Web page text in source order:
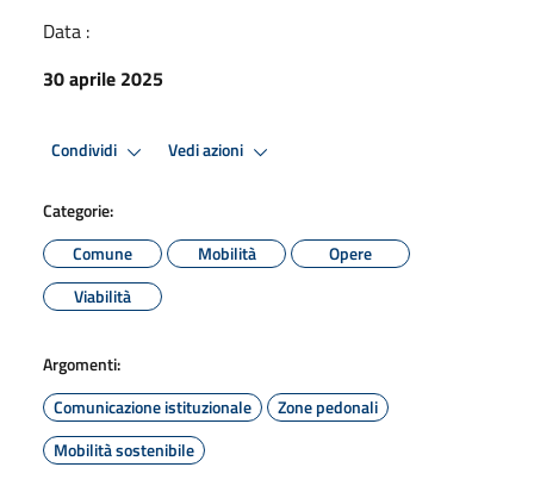
Data :
30 aprile 2025
Condividi Vedi azioni
Categorie:
Comune
Mobilità
Opere
Viabilità
Argomenti:
Comunicazione istituzionale
Zone pedonali
Mobilità sostenibile